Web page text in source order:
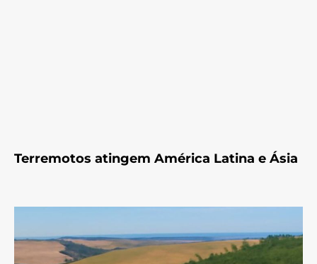
Terremotos atingem América Latina e Ásia